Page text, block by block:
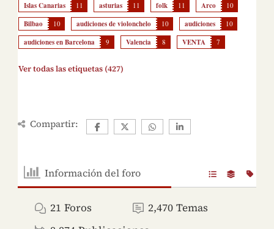
Islas Canarias 11 asturias 11 folk 11 Arco 10
Bilbao 10 audiciones de violonchelo 10 audiciones 10
audiciones en Barcelona 9 Valencia 8 VENTA 7
Ver todas las etiquetas (427)
Compartir:
Información del foro
21 Foros 2,470 Temas